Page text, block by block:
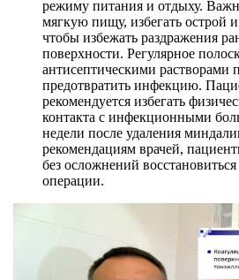
режиму питания и отдыху.
мягкую пищу, избегать острой
чтобы избежать раздражения
поверхности. Регулярное
антисептическими растворами
предотвратить инфекцию.
рекомендуется избегать
контакта с инфекционными
недели после удаления
рекомендациям врачей,
без осложнений
операции.